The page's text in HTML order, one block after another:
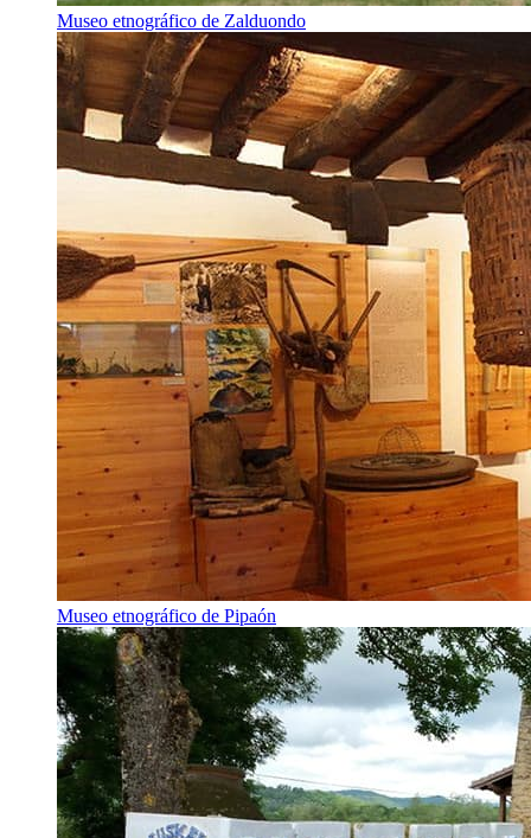
Museo etnográfico de Zalduondo
Museo etnográfico de Pipaón